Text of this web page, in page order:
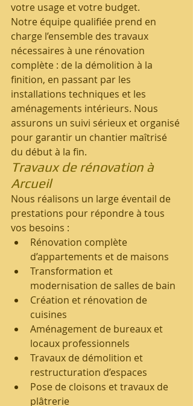
votre usage et votre budget.
Notre équipe qualifiée prend en
charge l’ensemble des travaux
nécessaires à une rénovation
complète : de la démolition à la
finition, en passant par les
installations techniques et les
aménagements intérieurs. Nous
assurons un suivi sérieux et organisé
pour garantir un chantier maîtrisé
du début à la fin.
Travaux de rénovation à
Arcueil
Nous réalisons un large éventail de
prestations pour répondre à tous
vos besoins :
Rénovation complète
d’appartements et de maisons
Transformation et
modernisation de salles de bain
Création et rénovation de
cuisines
Aménagement de bureaux et
locaux professionnels
Travaux de démolition et
restructuration d’espaces
Pose de cloisons et travaux de
plâtrerie